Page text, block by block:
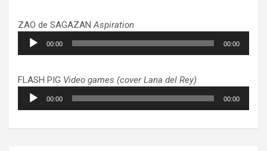
ZAO de SAGAZANAspiration
Lecteur
audio
00:00 00:00
FLASH PIG Video games (cover Lana del Rey)
Lecteur
audio
00:00 00:00